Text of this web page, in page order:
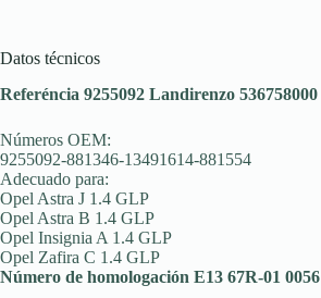
Datos técnicos
Referéncia 9255092 Landirenzo 536758000
Números OEM:
9255092-881346-13491614-881554
Adecuado para:
Opel Astra J 1.4 GLP
Opel Astra B 1.4 GLP
Opel Insignia A 1.4 GLP
Opel Zafira C 1.4 GLP
Número de homologación E13 67R-01 0056